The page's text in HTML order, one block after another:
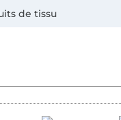
de tissu
bleue, PayPal,